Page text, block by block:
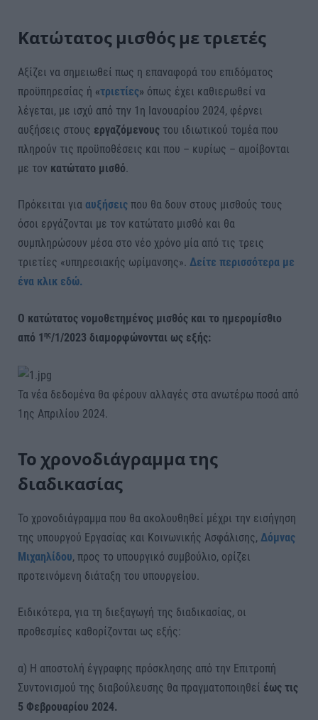
Κατώτατος μισθός με τριετές
Αξίζει να σημειωθεί πως η επαναφορά του επιδόματος
προϋπηρεσίας ή «τριετίες» όπως έχει καθιερωθεί να
λέγεται, με ισχύ από την 1η Ιανουαρίου 2024, φέρνει
αυξήσεις στους εργαζόμενους του ιδιωτικού τομέα που
πληρούν τις προϋποθέσεις και που – κυρίως – αμοίβονται
με τον κατώτατο μισθό.
Πρόκειται για αυξήσεις που θα δουν στους μισθούς τους
όσοι εργάζονται με τον κατώτατο μισθό και θα
συμπληρώσουν μέσα στο νέο χρόνο μία από τις τρεις
τριετίες «υπηρεσιακής ωρίμανσης». Δείτε περισσότερα με
ένα κλικ εδώ.
Ο κατώτατος νομοθετημένος μισθός και το ημερομίσθιο
από 1ης/1/2023 διαμορφώνονται ως εξής:
Τα νέα δεδομένα θα φέρουν αλλαγές στα ανωτέρω ποσά από
1ης Απριλίου 2024.
Το χρονοδιάγραμμα της
διαδικασίας
Το χρονοδιάγραμμα που θα ακολουθηθεί μέχρι την εισήγηση
της υπουργού Εργασίας και Κοινωνικής Ασφάλισης, Δόμνας
Μιχαηλίδου, προς το υπουργικό συμβούλιο, ορίζει
προτεινόμενη διάταξη του υπουργείου.
Ειδικότερα, για τη διεξαγωγή της διαδικασίας, οι
προθεσμίες καθορίζονται ως εξής:
α) Η αποστολή έγγραφης πρόσκλησης από την Επιτροπή
Συντονισμού της διαβούλευσης θα πραγματοποιηθεί έως τις
5 Φεβρουαρίου 2024.